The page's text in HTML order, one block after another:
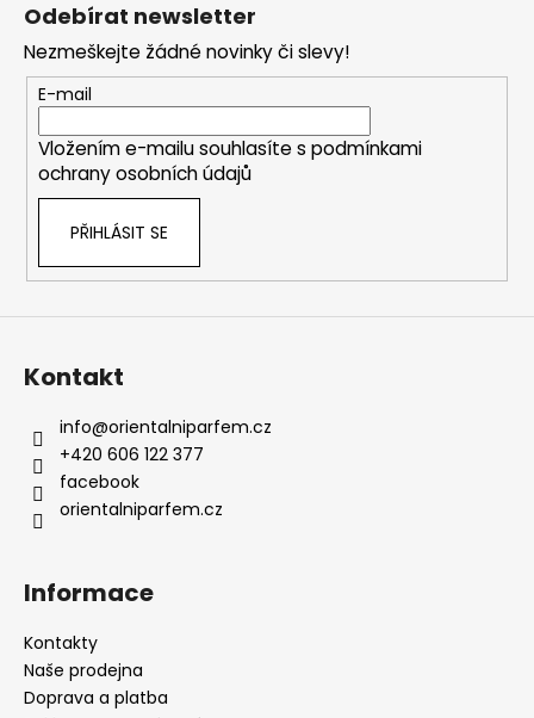
p
r
v
k
y
u
í
Odebírat newsletter
Nezmeškejte žádné novinky či slevy!
E-mail
Vložením e-mailu souhlasíte s podmínkami
ochrany osobních údajů
PŘIHLÁSIT SE
Kontakt
info@orientalniparfem.cz
+420 606 122 377
facebook
orientalniparfem.cz
Informace
Kontakty
Naše prodejna
Doprava a platba